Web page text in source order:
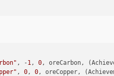
{
{, -1 , 0 , oreCarbon,
, 0 , 0 , oreCopper,